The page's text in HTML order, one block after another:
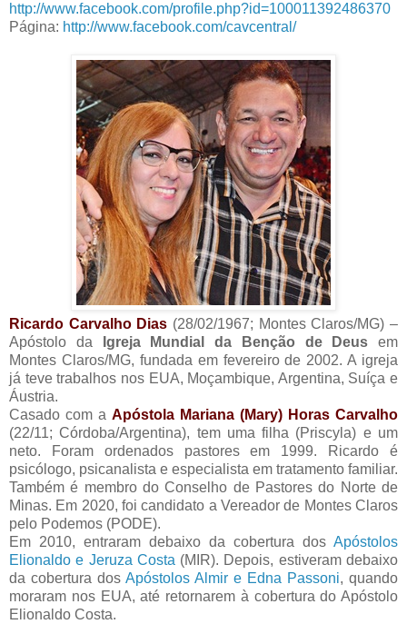
http://www.facebook.com/profile.php?id=100011392486370
Página: http://www.facebook.com/cavcentral/
Ricardo Carvalho Dias (28/02/1967; Montes Claros/MG) –
Apóstolo da
Igreja Mundial da Benção de Deus em
Montes Claros/MG, fundada em fevereiro de 2002. A igreja
já teve trabalhos nos EUA, Moçambique, Argentina, Suíça e
Áustria.
Casado com a Apóstola Mariana (Mary) Horas Carvalho
(22/11; Córdoba/Argentina), tem uma filha (Priscyla) e um
neto. Foram ordenados pastores em 1999. Ricardo é
psicólogo, psicanalista e especialista em tratamento familiar.
Também é membro do Conselho de Pastores do Norte de
Minas. Em 2020, foi candidato a Vereador de Montes Claros
pelo Podemos (PODE).
Em 2010, entraram debaixo da cobertura dos Apóstolos
Elionaldo e Jeruza Costa(MIR). Depois, estiveram debaixo
da cobertura dos Apóstolos Almir e Edna Passoni, quando
moraram nos EUA, até retornarem à cobertura do Apóstolo
Elionaldo Costa.